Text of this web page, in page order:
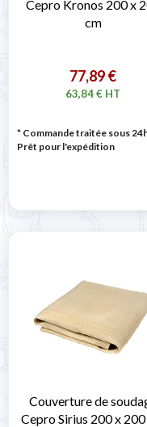
Cepro Kronos 200 x
cm
77,89 €
63,84 € HT
* Commande traitée sous
Prêt pour l'expédition
Couverture de
Cepro Sirius 200 x